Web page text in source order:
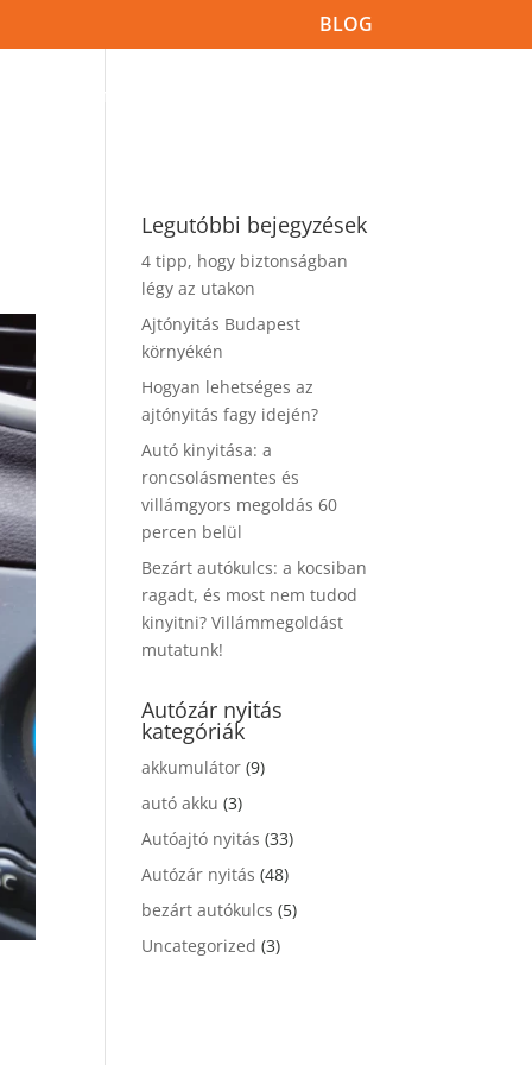
BLOG
AUTÓZÁRAK PROBLÉMÁI
Legutóbbi bejegyzések
4 tipp, hogy biztonságban
légy az utakon
Ajtónyitás Budapest
környékén
Hogyan lehetséges az
ajtónyitás fagy idején?
Autó kinyitása: a
roncsolásmentes és
villámgyors megoldás 60
percen belül
Bezárt autókulcs: a kocsiban
ragadt, és most nem tudod
kinyitni? Villámmegoldást
mutatunk!
Autózár nyitás
kategóriák
akkumulátor (9)
autó akku (3)
Autóajtó nyitás (33)
Autózár nyitás (48)
bezárt autókulcs (5)
Uncategorized (3)